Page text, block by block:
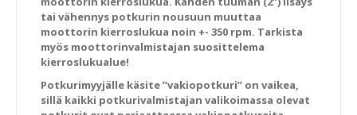
tai vähennys potkurin nousuun muuttaa
moottorin kierroslukua noin +- 350 rpm. Tarkista
myös moottorinvalmistajan suosittelema
kierroslukualue!
Potkurimyyjälle käsite ”vakiopotkuri” on vaikea,
sillä kaikki potkurivalmistajan valikoimassa olevat